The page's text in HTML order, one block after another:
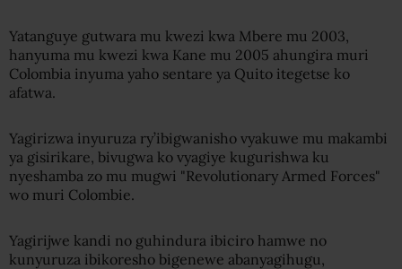
Yatanguye gutwara mu kwezi kwa Mbere mu 2003,
hanyuma mu kwezi kwa Kane mu 2005 ahungira muri
Colombia inyuma yaho sentare ya Quito itegetse ko
afatwa.
Yagirizwa inyuruza ry’ibigwanisho vyakuwe mu makambi
ya gisirikare, bivugwa ko vyagiye kugurishwa ku
nyeshamba zo mu mugwi "Revolutionary Armed Forces"
wo muri Colombie.
Yagirijwe kandi no guhindura ibiciro hamwe no
kunyuruza ibikoresho bigenewe abanyagihugu,